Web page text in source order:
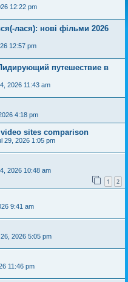
12:22 pm
лася): нові фільми 2026
12:57 pm
путешествие в
2026 11:43 am
4:18 pm
sites comparison
29, 2026 1:05 pm
2026 10:48 am
1 2
9:41 am
2026 5:05 pm
11:46 pm